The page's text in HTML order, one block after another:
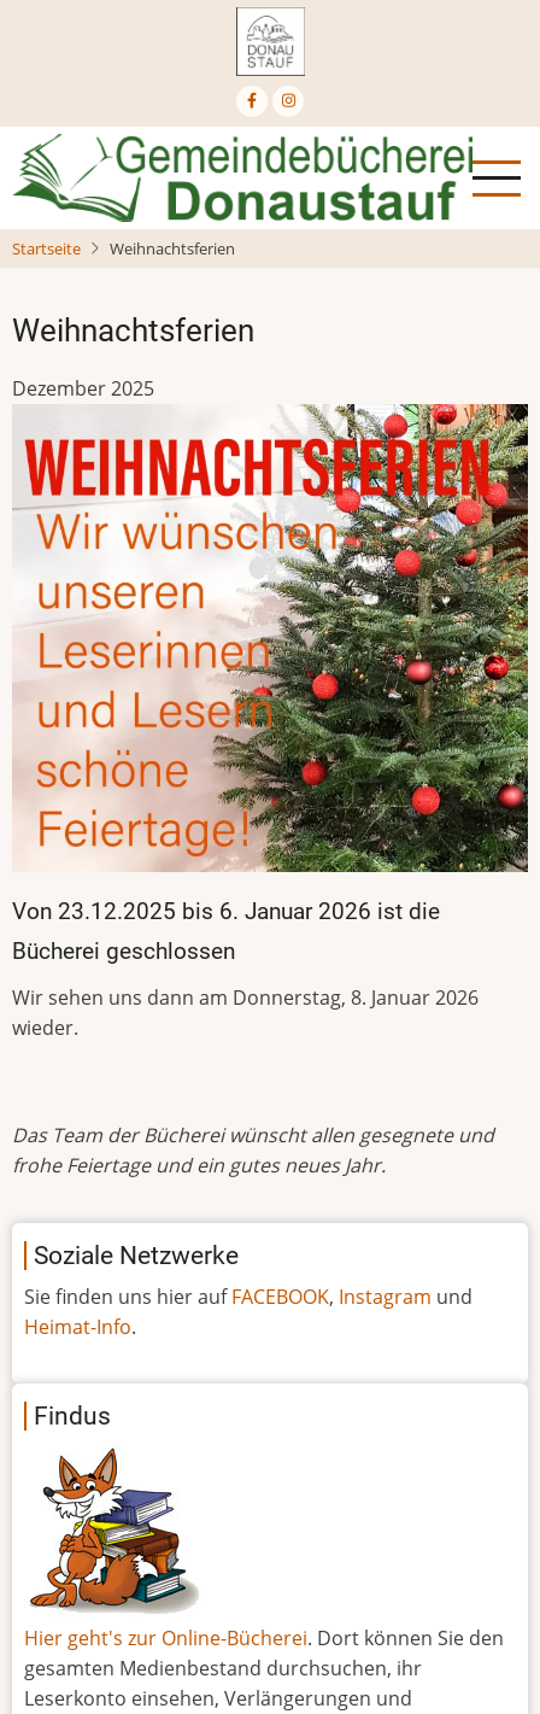
Startseite Weihnachtsferien
Weihnachtsferien
Dezember 2025
Von 23.12.2025 bis 6. Januar 2026 ist die
Bücherei geschlossen
Wir sehen uns dann am Donnerstag, 8. Januar 2026
wieder.
Das Team der Bücherei wünscht allen gesegnete und
frohe Feiertage und ein gutes neues Jahr.
Soziale Netzwerke
Sie finden uns hier aufFACEBOOK, Instagram und
Heimat-Info.
Findus
Hier geht's zur Online-Bücherei. Dort können Sie den
gesamten Medienbestand durchsuchen, ihr
Leserkonto einsehen, Verlängerungen und